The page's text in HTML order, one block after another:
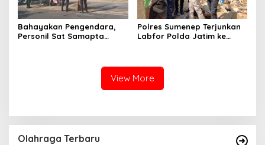
Bahayakan Pengendara,
Personil Sat Samapta
Polres Sumenep Terjunkan
Labfor Polda Jatim ke
View More
Olahraga Terbaru